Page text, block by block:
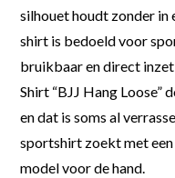
silhouet houdt zonder in
shirt is bedoeld voor
bruikbaar en direct
Shirt “BJJ Hang Loose”
en dat is soms al
sportshirt zoekt met
model voor de hand.